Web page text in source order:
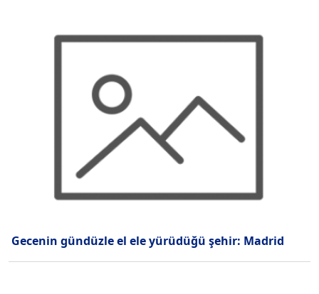
Gecenin gündüzle el ele yürüdüğü şehir: Madrid